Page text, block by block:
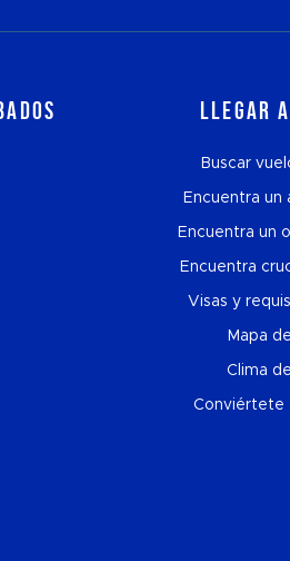
Llegar
Buscar
Encuentra un
Encuentra un
Encuentra
Visas y
Mapa
Clima
Conviértete